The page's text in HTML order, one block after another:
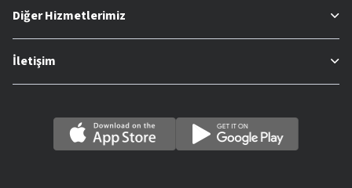
Diğer Hizmetlerimiz
İletişim